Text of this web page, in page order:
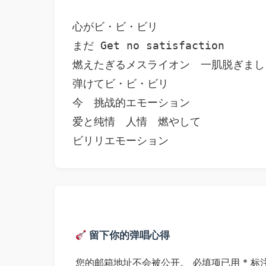
心がビ・ビ・ビリ
まだ Get no satisfaction
燃えたぎるメスライオン　一肌脱ぎま
弹けてビ・ビ・ビリ
今　挑战的エモーション
爱と纯情　人情　燃やして
留下你的弹唱心得
您的邮箱地址不会被公开。 必填项已用 * 标